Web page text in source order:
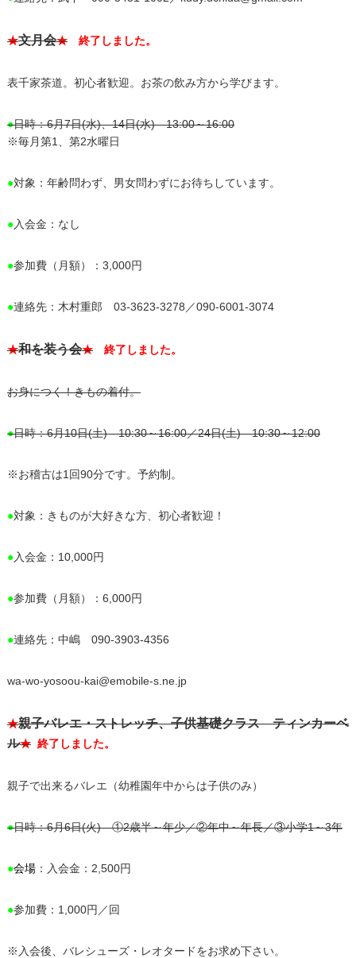
★文月会★ 終了しました。
表千家茶道。初心者歓迎。お茶の飲み方から学びます。
●日時：6月7日(水)、14日(水) 13:00～16:00
※毎月第1、第2水曜日
●対象：年齢問わず、男女問わずにお待ちしています。
●入会金：なし
●参加費（月額）：3,000円
●連絡先：木村重郎 03-3623-3278／090-6001-3074
★和を装う会★終了しました。
お身につく！きもの着付。
●日時：6月10日(土) 10:30～16:00／24日(土) 10:30～12:00
※お稽古は1回90分です。予約制。
●対象：きものが大好きな方、初心者歓迎！
●入会金：10,000円
●参加費（月額）：6,000円
●連絡先：中嶋 090-3903-4356
wa-wo-yosoou-kai@emobile-s.ne.jp
★親子バレエ・ストレッチ、子供基礎クラス ティンカーベ
ル★終了しました。
親子で出来るバレエ（幼稚園年中からは子供のみ）
●日時：6月6日(火) ①2歳半～年少／②年中～年長／③小学1～3年
●会場：入会金：2,500円
●参加費：1,000円／回
※入会後、バレシューズ・レオタードをお求め下さい。